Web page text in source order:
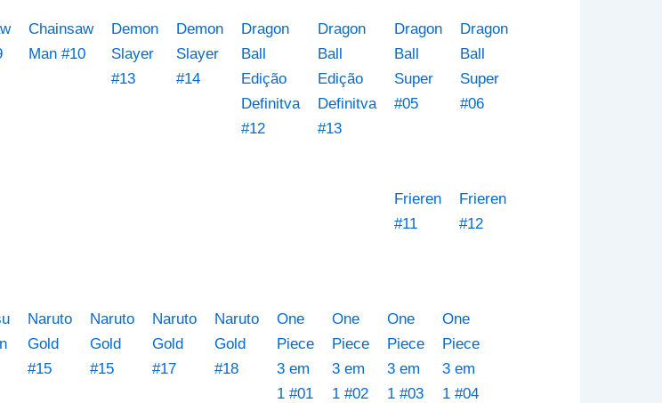
Chainsaw
Man #10
Demon
Slayer
#13
Demon
Slayer
#14
Dragon
Ball
Edição
Definitva
#12
Dragon
Ball
Edição
Definitva
#13
Dragon
Ball
Super
#05
Dragon
Ball
Super
#06
Frieren
#11
Frieren
#12
Naruto
Gold
#15
Naruto
Gold
#15
Naruto
Gold
#17
Naruto
Gold
#18
One
Piece
3 em
1 #01
One
Piece
3 em
1 #02
One
Piece
3 em
1 #03
One
Piece
3 em
1 #04